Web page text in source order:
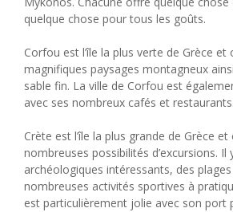
quelque chose pour tous les goûts.
Corfou est l’île la plus verte de Grèce et
magnifiques paysages montagneux
sable fin. La ville de Corfou est
avec ses nombreux cafés et restaurants.
Crète est l’île la plus grande de Grèce
nombreuses possibilités d’excursions. Il
archéologiques intéressants, des
nombreuses activités sportives à
est particulièrement jolie avec son port